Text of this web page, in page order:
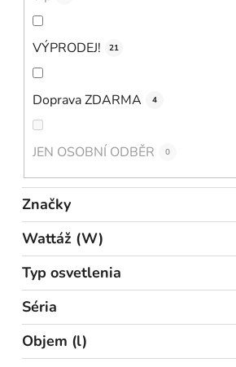
VÝPRODEJ! 21
Doprava ZDARMA 4
JEN OSOBNÍ ODBĚR 0
Značky
Wattáž (W)
Typ osvetlenia
Séria
Objem (l)